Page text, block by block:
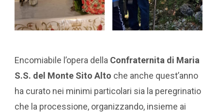
Encomiabile l’opera della Confraternita di Maria
S.S. del Monte Sito Alto che anche quest’anno
ha curato nei minimi particolari sia la peregrinatio
che la processione, organizzando, insieme ai